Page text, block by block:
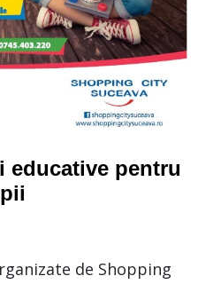
educative pentru
de Shopping